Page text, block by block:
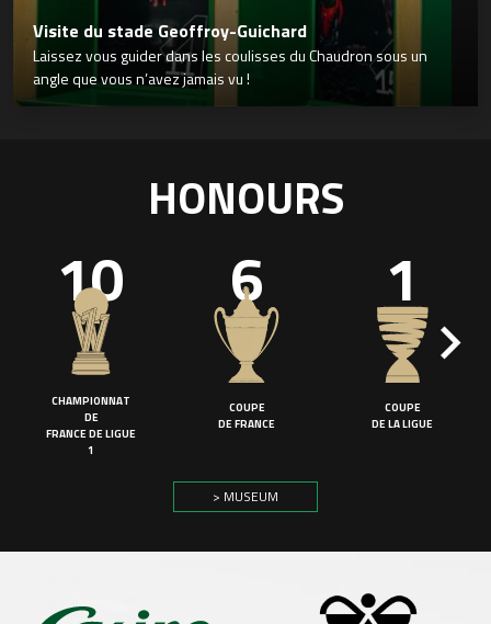
Visite du stade Geoffroy-Guichard
Laissez vous guider dans les coulisses du Chaudron sous un
angle que vous n’avez jamais vu !
HONOURS
10
CHAMPIONNAT
DE
FRANCE DE LIGUE
1
6
COUPE
DE FRANCE
1
COUPE
DE LA LIGUE
> MUSEUM